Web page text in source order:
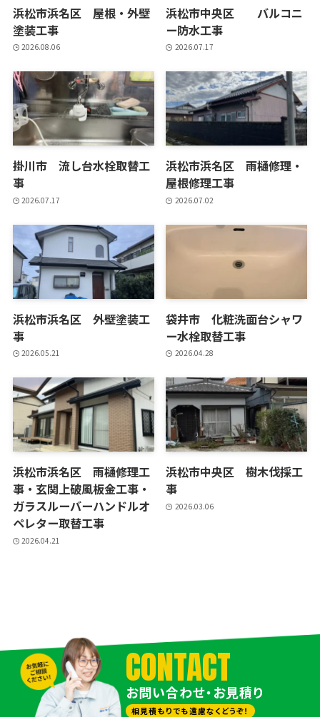
浜松市浜名区 屋根・外壁
塗装工事
2026.08.06
浜松市中央区 バルコニ
ー防水工事
2026.07.17
掛川市 流し台水栓取替工
事
2026.07.17
浜松市浜名区 雨樋修理・
屋根修理工事
2026.07.02
浜松市浜名区 外壁塗装工
事
2026.05.21
袋井市 化粧洗面台シャワ
ー水栓取替工事
2026.04.28
浜松市浜名区 雨樋修理工
事・玄関上破風板金工事・
ガラスルーバーハンドルオ
ペレター取替工事
2026.04.21
浜松市中央区 樹木伐採工
事
2026.03.06
CONTACT
お問い合わせ・お見積り
相見積もりでも遠慮なくどうぞ！